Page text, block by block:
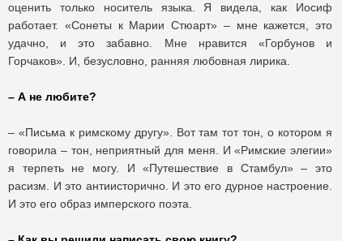
оценить только носитель языка. Я видела, как Иосиф
работает. «Сонеты к Марии Стюарт» – мне кажется, это
удачно, и это забавно. Мне нравится «Горбунов и
Горчаков». И, безусловно, ранняя любовная лирика.
– А не любите?
– «Письма к римскому другу». Вот там тот тон, о котором я
говорила – тон, неприятный для меня. И «Римские элегии»
я терпеть не могу. И «Путешествие в Стамбул» – это
расизм. И это антиисторично. И это его дурное настроение.
И это его образ имперского поэта.